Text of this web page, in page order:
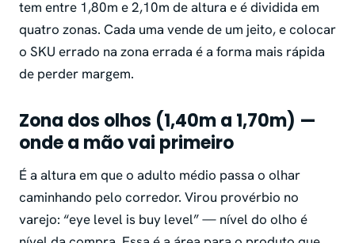
tem entre 1,80m e 2,10m de altura e é dividida em
quatro zonas. Cada uma vende de um jeito, e colocar
o SKU errado na zona errada é a forma mais rápida
de perder margem.
Zona dos olhos (1,40m a 1,70m) —
onde a mão vai primeiro
É a altura em que o adulto médio passa o olhar
caminhando pelo corredor. Virou provérbio no
varejo: “eye level is buy level”— nível do olho é